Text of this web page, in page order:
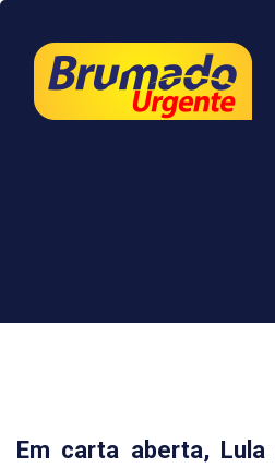
experiência. Ao continuar a navegar,
de acordo com isso.Saber mais.
Em carta aberta, Lula